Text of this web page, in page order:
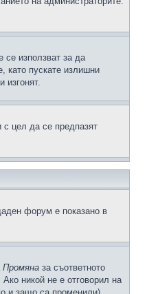
се използват за да
като пускате излишни
изгонят.
с цел да се предпазят
форум е показано в
Промяна за съответното
никой не е отговорил на